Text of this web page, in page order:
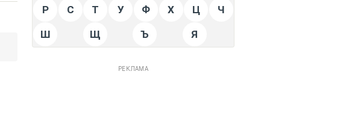
Р С Т У Ф Х Ц Ч
Ш Щ Ъ Я
РЕКЛАМА